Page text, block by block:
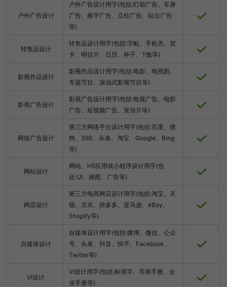
户外广告设计
户外广告设计用字(包括:灯箱广告、车身
广告、楼宇广告、立柱广告、站台广告
等)
转售品设计
转售品设计用字(包括:字帖、手机壳、贺
卡、明信片、日历、杯子、T恤等)
影视作品设计
影视作品设计用字(包括:电影、电视剧、
专题节目、滚动式影视节目等)
影视广告设计
影视广告设计用字(包括:电视广告、电影
广告、短视频广告、宣传片等)
网络广告设计
第三方网络平台设计用字(包括:百度、搜
狗、360、头条、淘宝、Google、Bing
等)
网站设计
网站、H5应用或小程序设计用字(包
括:UI、插图、广告等)
网店设计
第三方电商网店设计用字(包括:淘宝、天
猫、京东、拼多多、亚马逊、eBay、
Shopify等)
自媒体设计
自媒体设计用字(包括:微博、微信、公众
号、头条、抖音、快手、Facebook、
Twitter等)
VI设计
VI设计用字(包括:标准字、导视手册、企
业手册等)